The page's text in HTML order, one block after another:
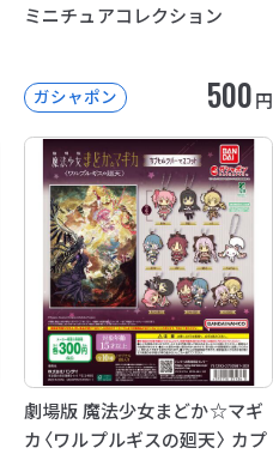
ミニチュアコレクション
ガシャポン 500円
劇場版 魔法少女まどか☆マギ
カ〈ワルプルギスの廻天〉 カプ